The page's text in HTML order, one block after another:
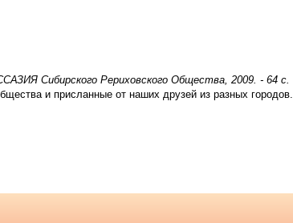
Сибирского Рериховского Общества, 2009. - 64 с.
и присланные от наших друзей из разных городов.